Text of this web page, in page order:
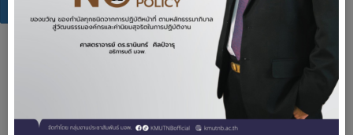
เอกสารเผยแพร่
คู่มือการปฏิบัติงาน